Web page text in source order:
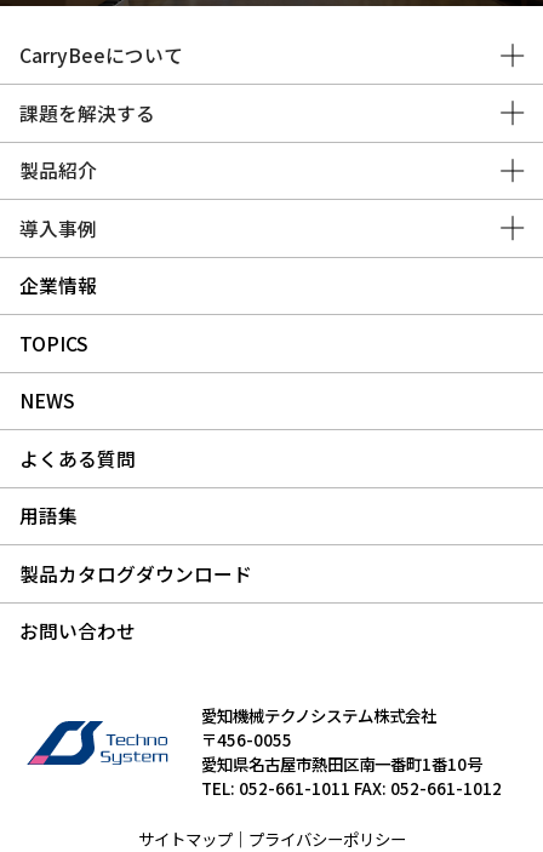
CarryBeeについて
課題を解決する
製品紹介
導入事例
企業情報
TOPICS
NEWS
よくある質問
用語集
製品カタログダウンロード
お問い合わせ
愛知機械テクノシステム株式会社
〒456-0055
愛知県名古屋市熱田区南一番町1番10号
TEL: 052-661-1011 FAX: 052-661-1012
サイトマップ｜ プライバシーポリシー